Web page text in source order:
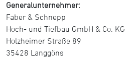
Generalunternehmer:
Faber & Schnepp
Hoch- und Tiefbau GmbH & Co. KG
Holzheimer Straße 89
35428 Langgöns